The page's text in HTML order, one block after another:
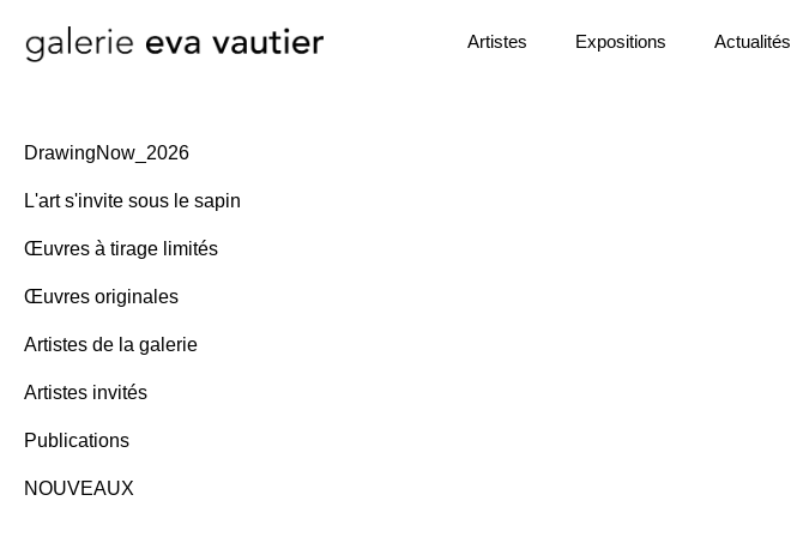
Artistes Expositions Actualités
DrawingNow_2026
L'art s'invite sous le sapin
Œuvres à tirage limités
Œuvres originales
Artistes de la galerie
Artistes invités
Publications
NOUVEAUX